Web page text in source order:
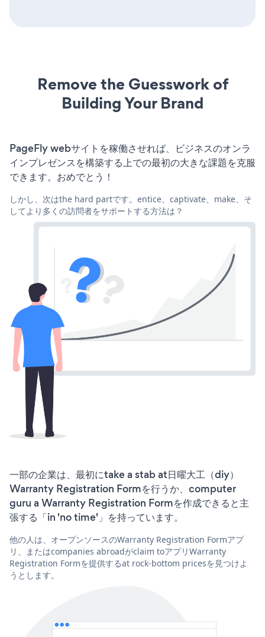
Remove the Guesswork of
Building Your Brand
PageFly webサイトを稼働させれば、ビジネスのオンラ
インプレゼンスを構築する上での最初の大きな課題を克服
できます。おめでとう！
しかし、次はthe hard partです。entice、captivate、make、そ
してより多くの訪問者をサポートする方法は？
一部の企業は、最初にtake a stab at日曜大工（diy）
Warranty Registration Formを行うか、computer
guru a Warranty Registration Formを作成できると主
張する「in 'no time'」を持っています。
他の人は、オープンソースのWarranty Registration Formアプ
リ、またはcompanies abroadがclaim toアプリWarranty
Registration Formを提供するat rock-bottom pricesを見つけよ
うとします。